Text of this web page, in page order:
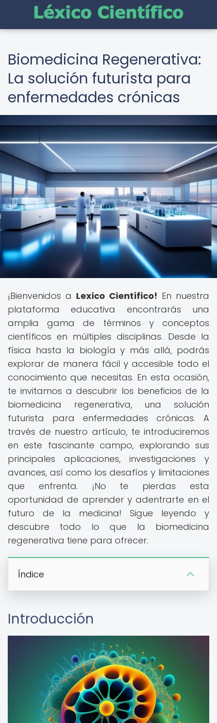
Biomedicina Regenerativa:
La solución futurista para
enfermedades crónicas
¡Bienvenidos a Lexico Científico! En nuestra
plataforma educativa encontrarás una
amplia gama de términos y conceptos
científicos en múltiples disciplinas. Desde la
física hasta la biología y más allá, podrás
explorar de manera fácil y accesible todo el
conocimiento que necesitas. En esta ocasión,
te invitamos a descubrir los beneficios de la
biomedicina regenerativa, una solución
futurista para enfermedades crónicas. A
través de nuestro artículo, te introduciremos
en este fascinante campo, explorando sus
principales aplicaciones, investigaciones y
avances, así como los desafíos y limitaciones
que enfrenta. ¡No te pierdas esta
oportunidad de aprender y adentrarte en el
futuro de la medicina! Sigue leyendo y
descubre todo lo que la biomedicina
regenerativa tiene para ofrecer.
Índice
Introducción